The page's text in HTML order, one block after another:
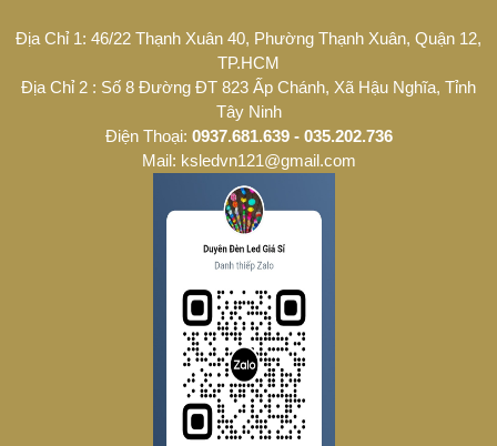
Địa Chỉ 1: 46/22 Thạnh Xuân 40, Phường Thạnh Xuân, Quận 12,
TP.HCM
Địa Chỉ 2 : Số 8 Đường ĐT 823 Ấp Chánh, Xã Hậu Nghĩa, Tỉnh
Tây Ninh
Điện Thoại: 0937.681.639 - 035.202.736
Mail: ksledvn121@gmail.com